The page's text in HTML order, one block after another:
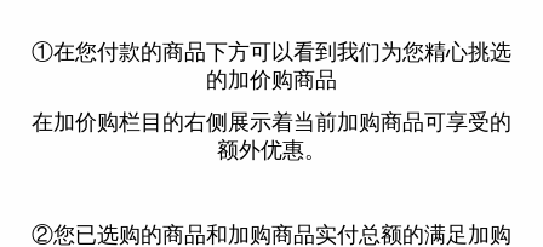
①在您付款的商品下方可以看到我们为您精心挑选
的加价购商品
在加价购栏目的右侧展示着当前加购商品可享受的
额外优惠。
②您已选购的商品和加购商品实付总额的满足加购